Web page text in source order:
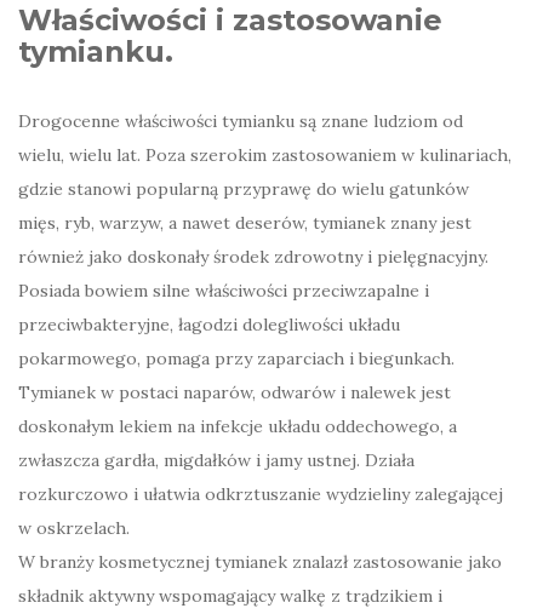
Właściwości i zastosowanie
tymianku.
Drogocenne właściwości tymianku są znane ludziom od
wielu, wielu lat. Poza szerokim zastosowaniem w kulinariach,
gdzie stanowi popularną przyprawę do wielu gatunków
mięs, ryb, warzyw, a nawet deserów, tymianek znany jest
również jako doskonały środek zdrowotny i pielęgnacyjny.
Posiada bowiem silne właściwości przeciwzapalne i
przeciwbakteryjne, łagodzi dolegliwości układu
pokarmowego, pomaga przy zaparciach i biegunkach.
Tymianek w postaci naparów, odwarów i nalewek jest
doskonałym lekiem na infekcje układu oddechowego, a
zwłaszcza gardła, migdałków i jamy ustnej. Działa
rozkurczowo i ułatwia odkrztuszanie wydzieliny zalegającej
w oskrzelach.
W branży kosmetycznej tymianek znalazł zastosowanie jako
składnik aktywny wspomagający walkę z trądzikiem i